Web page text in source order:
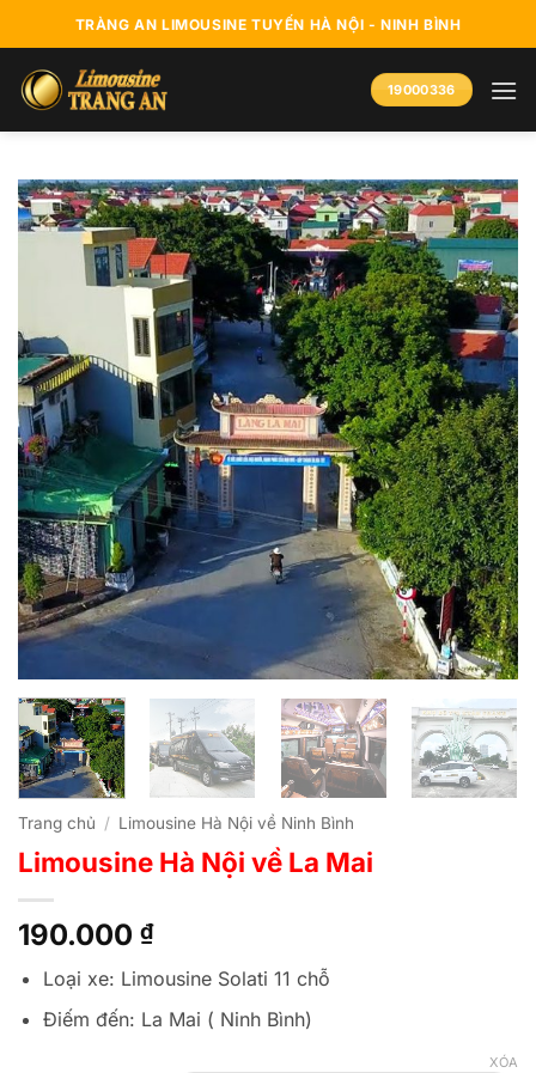
qua
nội
dung
TRÀNG AN LIMOUSINE TUYẾN HÀ NỘI - NINH BÌNH
19000336
Trang chủ / Limousine Hà Nội về Ninh Bình
Limousine Hà Nội về La Mai
190.000 ₫
Loại xe: Limousine Solati 11 chỗ
Điếm đến: La Mai ( Ninh Bình)
XÓA